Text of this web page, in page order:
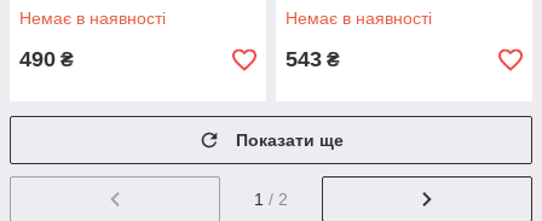
Немає в наявності
490 ₴
Немає в наявності
543 ₴
Показати ще
1 / 2